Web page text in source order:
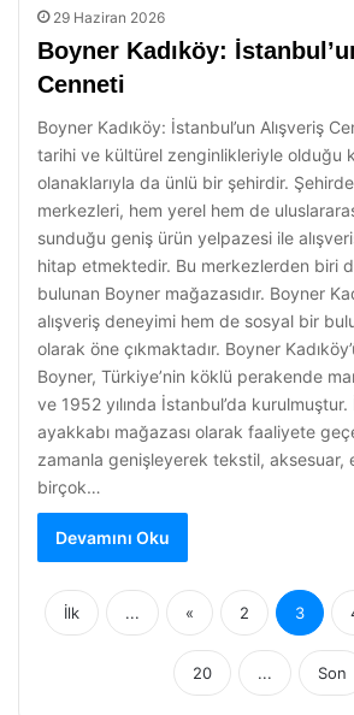
29 Haziran 2026
Boyner Kadıköy:
Cenneti
Boyner Kadıköy: İstanbul’un Alışveriş
tarihi ve kültürel zenginlikleriyle olduğu
olanaklarıyla da ünlü bir şehirdir.
merkezleri, hem yerel hem de
sunduğu geniş ürün yelpazesi ile
hitap etmektedir. Bu merkezlerden biri
bulunan Boyner mağazasıdır. Boyner
alışveriş deneyimi hem de sosyal bir
olarak öne çıkmaktadır. Boyner
Boyner, Türkiye’nin köklü perakende
ve 1952 yılında İstanbul’da
ayakkabı mağazası olarak faaliyete
zamanla genişleyerek tekstil, aksesuar,
birçok…
Devamını Oku
İlk ... « 2 3
20 ... Son